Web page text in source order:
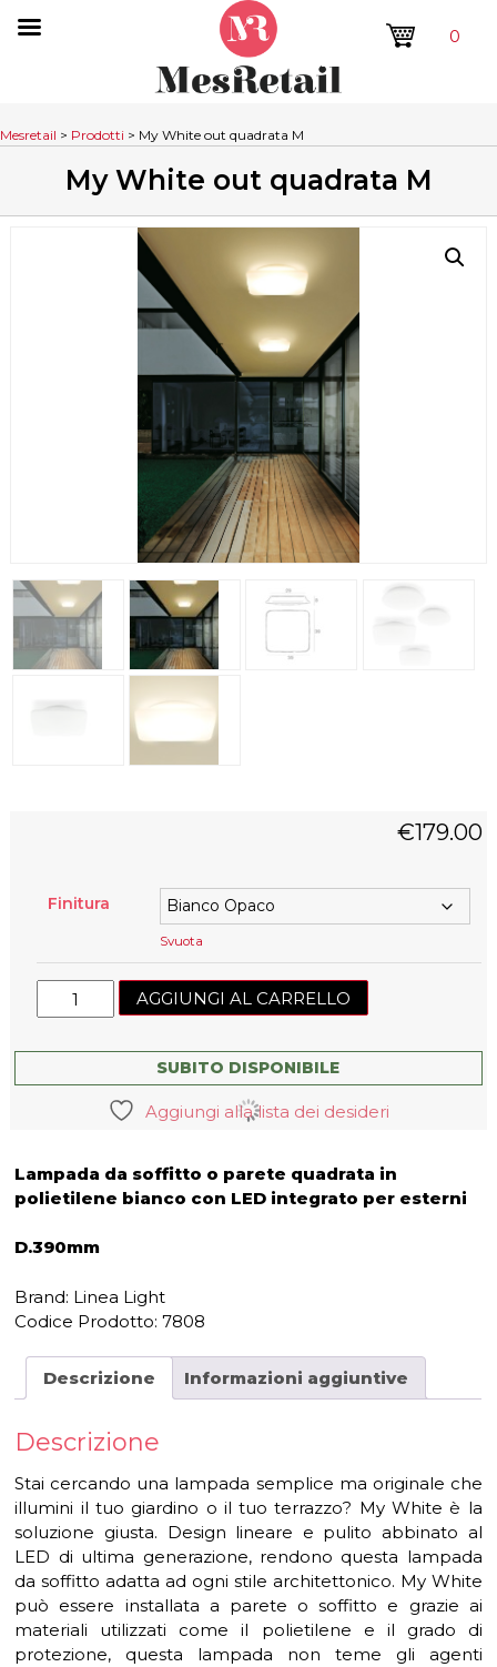
0
Mesretail > Prodotti > My White out quadrata M
My White out quadrata M
€179.00
Finitura
Svuota
White
M
AGGIUNGI AL CARRELLO
SUBITO DISPONIBILE
Aggiungi alla lista dei desideri
Lampada da soffitto o parete quadrata in
polietilene bianco con LED integrato per esterni
D.390mm
Brand: Linea Light
Codice Prodotto:7808
Descrizione Informazioni aggiuntive
Descrizione
Stai cercando una lampada semplice ma originale che
illumini il tuo giardino o il tuo terrazzo? My White è la
soluzione giusta. Design lineare e pulito abbinato al
LED di ultima generazione, rendono questa lampada
da soffitto adatta ad ogni stile architettonico. My White
può essere installata a parete o soffitto e grazie ai
materiali utilizzati come il polietilene e il grado di
protezione, questa lampada non teme gli agenti